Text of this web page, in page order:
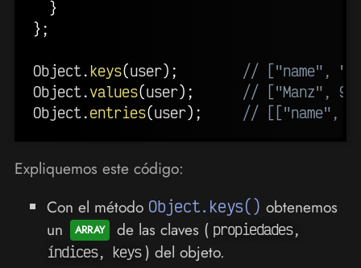
}
} ;
Object.keys(user) ;
// ["name",
Object.values(user) ;
// ["Manz",
Object.entries(user) ; // [["name",
Expliquemos este código:
Con el método Object.keys() obtenemos
un
de las claves ( propiedades,
índices, keys ) del objeto.